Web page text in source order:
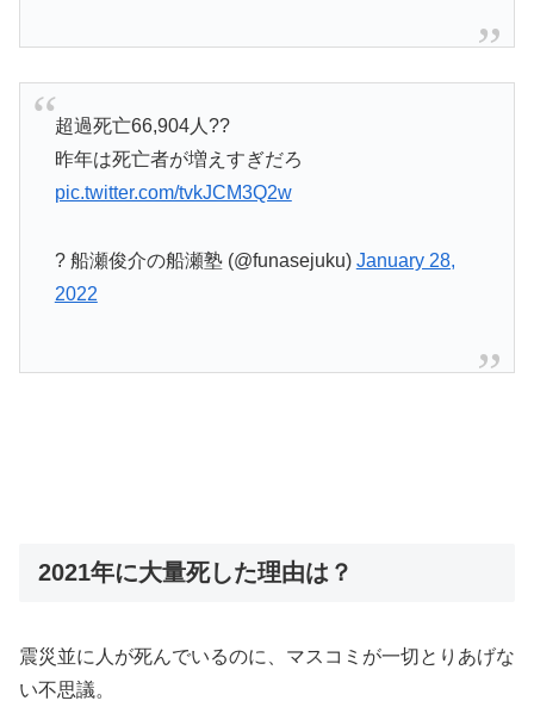
超過死亡66,904人??
昨年は死亡者が増えすぎだろ
pic.twitter.com/tvkJCM3Q2w
? 船瀬俊介の船瀬塾 (@funasejuku) January 28,
2022
2021年に大量死した理由は？
震災並に人が死んでいるのに、マスコミが一切とりあげな
い不思議。